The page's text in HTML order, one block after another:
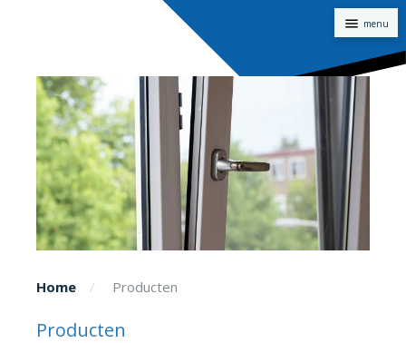
Home Producten
Producten